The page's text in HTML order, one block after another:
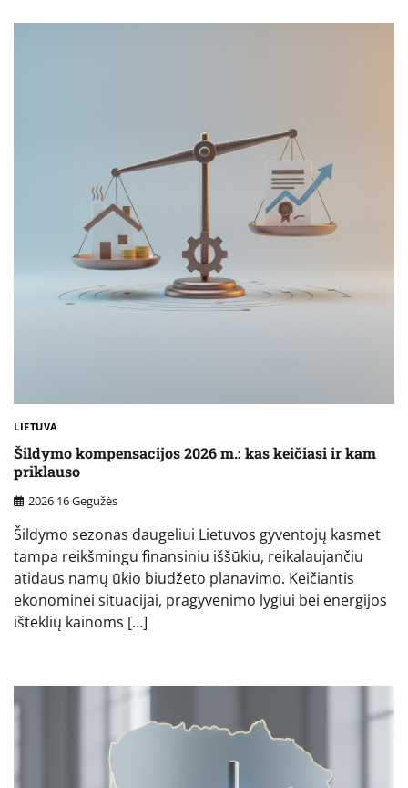
LIETUVA
Šildymo kompensacijos 2026 m.: kas keičiasi ir kam
priklauso
2026 16 Gegužės
Šildymo sezonas daugeliui Lietuvos gyventojų kasmet
tampa reikšmingu finansiniu iššūkiu, reikalaujančiu
atidaus namų ūkio biudžeto planavimo. Keičiantis
ekonominei situacijai, pragyvenimo lygiui bei energijos
išteklių kainoms […]